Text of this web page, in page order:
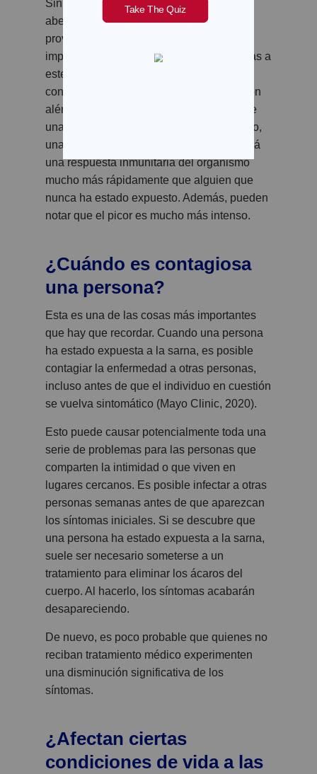
Sin embargo, una segunda picadura de
abeja, incluso años después, puede
provocar una reacción mucho más
importante. Por eso, las personas alérgicas a
este tipo de cosas suelen llevar siempre
consigo una epinefrina. Cualquier reacción
alérgica futura puede ser mortal y requiere
una actuación inmediata. Del mismo modo,
una persona que ya ha tenido sarna notará
una respuesta inmunitaria del organismo
mucho más rápidamente que alguien que
nunca ha estado expuesto. Además, pueden
notar que el picor es mucho más intenso.
¿Cuándo es contagiosa
una persona?
Esta es una de las cosas más importantes
que hay que recordar. Cuando una persona
ha estado expuesta a la sarna, es posible
contagiar la enfermedad a otras personas,
incluso antes de que el individuo en cuestión
se vuelva sintomático (Mayo Clinic, 2020).
Esto puede causar potencialmente toda una
serie de problemas para las personas que
comparten la intimidad o que viven en
lugares cercanos. Es posible infectar a otras
personas semanas antes de que aparezcan
los síntomas iniciales. Si se descubre que
una persona ha estado expuesta a la sarna,
suele ser necesario someterse a un
tratamiento para eliminar los ácaros del
cuerpo. Al hacerlo, los síntomas acabarán
desapareciendo.
De nuevo, es poco probable que quienes no
reciban tratamiento médico experimenten
una disminución significativa de los
síntomas.
¿Afectan ciertas
condiciones de vida a las